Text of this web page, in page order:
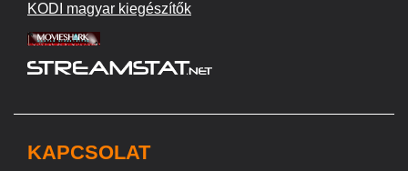
KODI magyar kiegészítők
KAPCSOLAT